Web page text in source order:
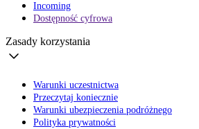
Incoming
Dostępność cyfrowa
Zasady korzystania
Warunki uczestnictwa
Przeczytaj koniecznie
Warunki ubezpieczenia podróżnego
Polityka prywatności